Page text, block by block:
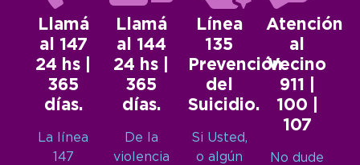
Llamá
al 147
24 hs |
365
días.
La línea
147
Llamá
al 144
24 hs |
365
días.
De la
violencia
Línea
135
Prevención
del
Suicidio.
Si Usted,
o algún
Atención
al
Vecino
911 |
100 |
107
No dude